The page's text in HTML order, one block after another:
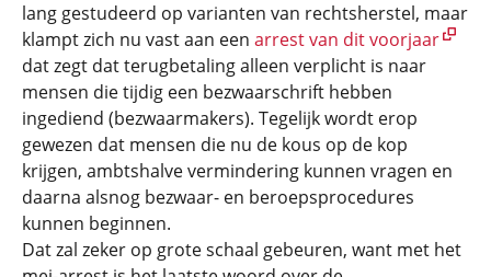
lang gestudeerd op varianten van rechtsherstel, maar
klampt zich nu vast aan een arrest van dit voorjaar
dat zegt dat terugbetaling alleen verplicht is naar
mensen die tijdig een bezwaarschrift hebben
ingediend (bezwaarmakers). Tegelijk wordt erop
gewezen dat mensen die nu de kous op de kop
krijgen, ambtshalve vermindering kunnen vragen en
daarna alsnog bezwaar- en beroepsprocedures
kunnen beginnen.
Dat zal zeker op grote schaal gebeuren, want met het